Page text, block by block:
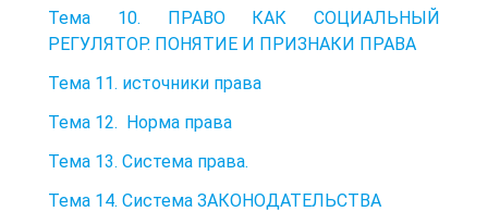
Тема 10. ПРАВО КАК СОЦИАЛЬНЫЙ
РЕГУЛЯТОР. ПОНЯТИЕ И ПРИЗНАКИ ПРАВА
Тема 11. источники права
Тема 12. Норма права
Тема 13. Система права.
Тема 14. Система ЗАКОНОДАТЕЛЬСТВА